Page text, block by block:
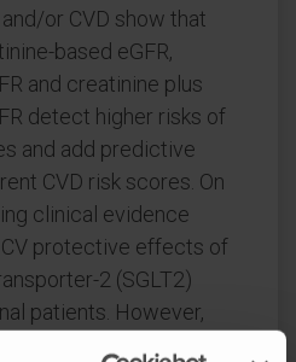
or CVD show that
based eGFR,
and creatinine plus
detect higher risks of
and add predictive
CVD risk scores. On
clinical evidence
protective effects of
2 (SGLT2)
patients. However,